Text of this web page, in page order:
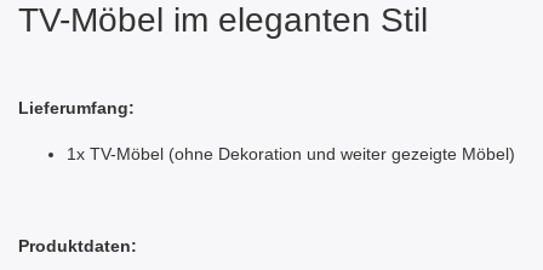
TV-Möbel im eleganten Stil
Lieferumfang:
1x TV-Möbel (ohne Dekoration und weiter gezeigte Möbel)
Produktdaten: